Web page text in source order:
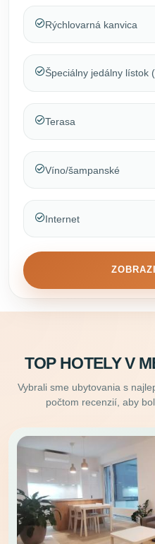
Rýchlovarná kanvica
Špeciálny jedálny lístok
Terasa
Víno/šampanské
Internet
TOP HOTELY V
Vybrali sme ubytovania s
počtom recenzií, aby